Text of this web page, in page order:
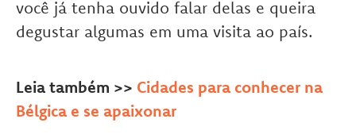
você já tenha ouvido falar delas e queira
degustar algumas em uma visita ao país.
Leia também >> Cidades para conhecer na
Bélgica e se apaixonar